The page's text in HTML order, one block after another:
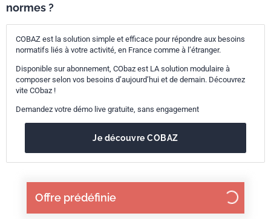
Offre prédéfinie
normes ?
COBAZ est la solution simple et efficace pour répondre aux besoins
normatifs liés à votre activité, en France comme à l’étranger.
Disponible sur abonnement, CObaz est LA solution modulaire à
composer selon vos besoins d’aujourd’hui et de demain. Découvrez
vite CObaz !
Demandez votre démo live gratuite, sans engagement
Je découvre COBAZ